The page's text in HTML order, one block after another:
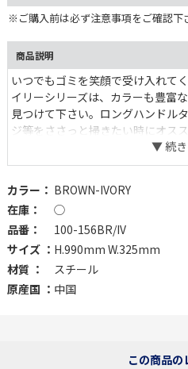
※ご購入前は必ず注意事項をご確認下
商品説明
いつでもゴミを笑顔で受け入れて
イリーシリーズは、カラーも豊富
見つけて下さい。ロングハンドル
ジ等をささっと掃きたい時にオス
カラー： BROWN-IVORY
在庫：
◯
品番：
100-156BR/IV
サイズ ： H.990mm W.325mm
材質 ：
スチール
原産国 ： 中国
この商品の